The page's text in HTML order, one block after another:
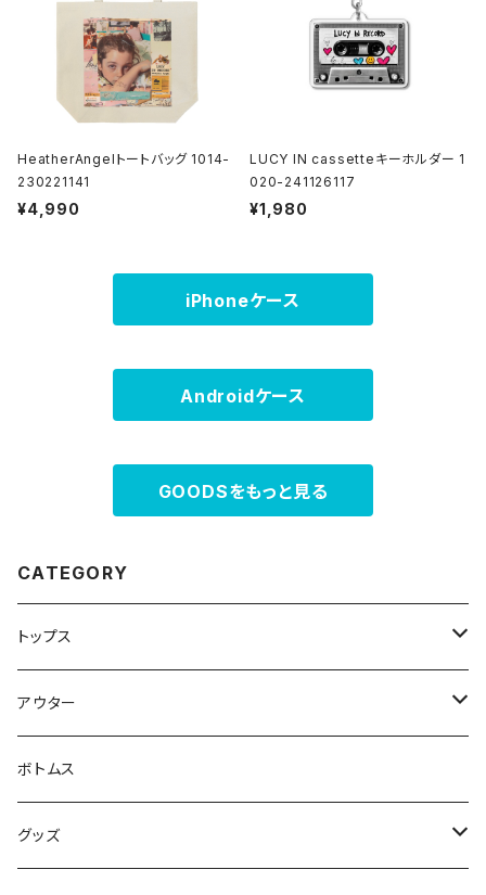
HeatherAngelトートバッグ 1014-
230221141
¥4,990
LUCY IN cassetteキーホルダー 1
020-241126117
¥1,980
iPhoneケース
Androidケース
GOODSをもっと見る
CATEGORY
トップス
スウェット・パーカー
Tシャツ
シャツ
アウター
ジャケット・ブルゾン
ボトムス
グッズ